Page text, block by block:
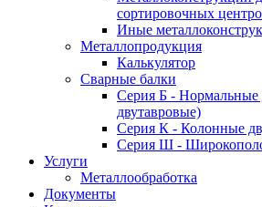
сортировочных
Иные
Металлопродукция
Калькулятор
Сварные балки
Серия Б - Нормальные
двутавровые)
Серия К - Колонные
Серия Ш -
Услуги
Металлообработка
Документы